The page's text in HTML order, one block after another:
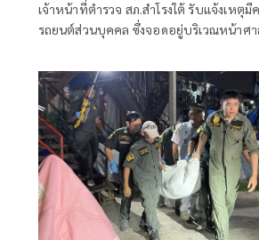
เจ้าหน้าที่ตำรวจ สภ.สำโรงใต้ รับแจ้งเหตุ
รถยนต์ส่วนบุคคล ซึ่งจอดอยู่บริเวณหน้าศา
จ.สมุทรปราการ หลังรับแจ้งจึงประสานเจ้
รุดไปตรวจสอบพร้อมด้วยพนักงานสอบสว